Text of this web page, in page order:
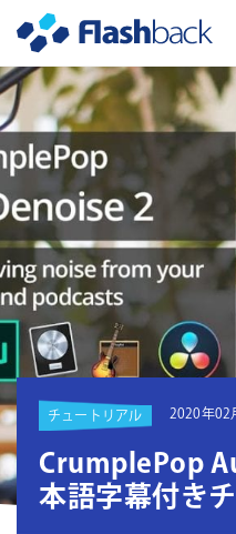
チュートリアル 2020年02
CrumplePop
本語字幕付き